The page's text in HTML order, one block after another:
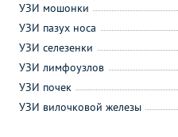
УЗИ мошонки
УЗИ пазух носа
УЗИ селезенки
УЗИ лимфоузлов
УЗИ почек
УЗИ вилочковой железы